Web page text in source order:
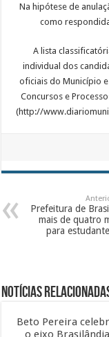
Na hipótese de
como
A lista
individual dos
oficiais do Município
Concursos e
(http://
Prefeitura de
mais de quatro
para
Notícias
Beto Pereira
o eixo